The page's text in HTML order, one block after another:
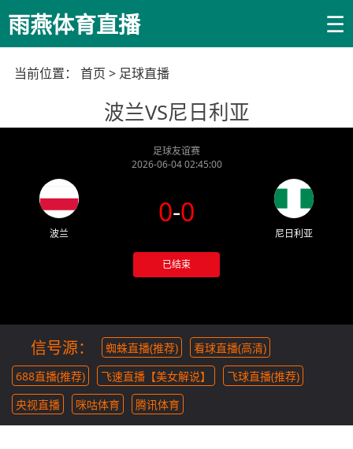
雨燕体育直播 ☰
当前位置： 首页 > 足球直播
波兰VS尼日利亚
足球友谊赛
2026-06-04 02:45:00
波兰
0-0
已结束
尼日利亚
信号源： 蜘蛛直播(推荐)
看球直播(高清)
688直播(推荐)
飞速直播【美女解说】
飞球直播(推荐)
央视直播
咪咕体育 腾讯体育